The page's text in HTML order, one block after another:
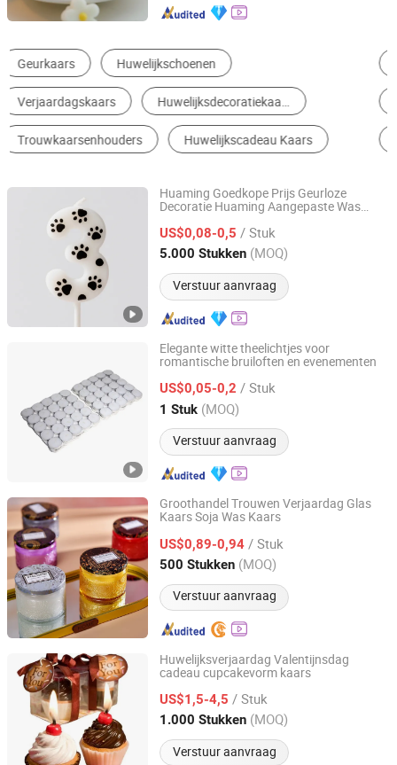
Kaarsen Kaarsen houders
Feestartikelen Huwelijksfeest Artikelen
Kaarslamp
Huaming Goedkope Prijs Geurloze
Decoratie Huaming Aangepaste Was
US$0,08-0,5 / Stuk
5.000 Stukken (MOQ)
Verstuur aanvraag
Hebei Huaming Laye Limited Company
Hebei, China Sinds 2018
Elegante witte theelichtjes voor
romantische bruiloften en evenementen
US$0,05-0,2 / Stuk
1 Stuk (MOQ)
Verstuur aanvraag
Fushun Dongyu Wax Industry Co., Ltd
Liaoning, China Sinds 2024
Groothandel Trouwen Verjaardag Glas
Kaars Soja Was Kaars
US$0,89-0,94 / Stuk
500 Stukken (MOQ)
Verstuur aanvraag
Jinhua Gowin Canvas Co., Ltd.
Zhejiang, China Sinds 2011
Huwelijksverjaardag Valentijnsdag
cadeau cupcakevorm kaars
US$1,5-4,5 / Stuk
1.000 Stukken (MOQ)
Verstuur aanvraag
Topwin Gift Limited
Zhejiang, China Sinds 2013